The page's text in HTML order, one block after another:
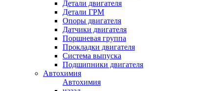
Детали двигателя
Детали ГРМ
Опоры двигателя
Датчики двигателя
Поршневая группа
Прокладки двигателя
Система выпуска
Подшипники двигателя
Автохимия
Автохимия